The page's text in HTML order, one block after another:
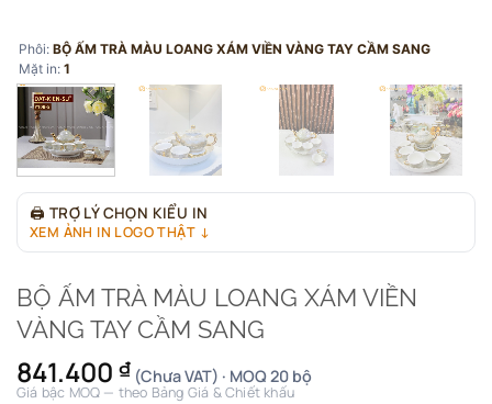
Phôi: BỘ ẤM TRÀ MÀU LOANG XÁM VIỀN VÀNG TAY CẦM SANG
Mặt in: 1
🖨 TRỢ LÝ CHỌN KIỂU IN
XEM ẢNH IN LOGO THẬT ↓
BỘ ẤM TRÀ MÀU LOANG XÁM VIỀN
VÀNG TAY CẦM SANG
841.400 ₫ (Chưa VAT) · MOQ 20 bộ
Giá bậc MOQ — theo Bảng Giá & Chiết khấu